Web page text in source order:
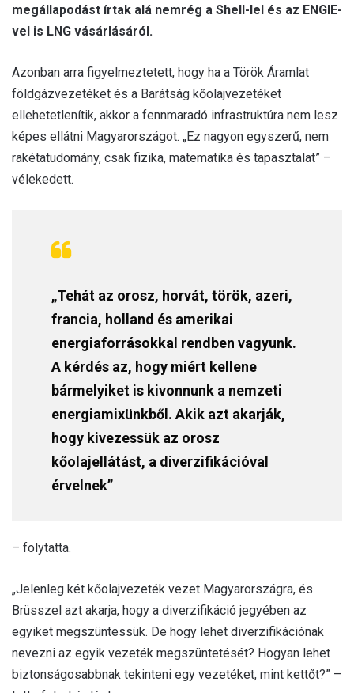
megállapodást írtak alá nemrég a Shell-lel és az ENGIE-
vel is LNG vásárlásáról.
Azonban arra figyelmeztetett, hogy ha a Török Áramlat
földgázvezetéket és a Barátság kőolajvezetéket
ellehetetlenítik, akkor a fennmaradó infrastruktúra nem lesz
képes ellátni Magyarországot. „Ez nagyon egyszerű, nem
rakétatudomány, csak fizika, matematika és tapasztalat” –
vélekedett.
„Tehát az orosz, horvát, török, azeri,
francia, holland és amerikai
energiaforrásokkal rendben vagyunk.
A kérdés az, hogy miért kellene
bármelyiket is kivonnunk a nemzeti
energiamixünkből. Akik azt akarják,
hogy kivezessük az orosz
kőolajellátást, a diverzifikációval
érvelnek”
– folytatta.
„Jelenleg két kőolajvezeték vezet Magyarországra, és
Brüsszel azt akarja, hogy a diverzifikáció jegyében az
egyiket megszüntessük. De hogy lehet diverzifikációnak
nevezni az egyik vezeték megszüntetését? Hogyan lehet
biztonságosabbnak tekinteni egy vezetéket, mint kettőt?” –